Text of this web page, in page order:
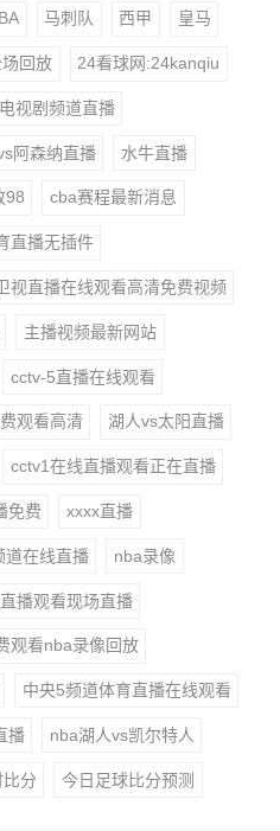
马刺队 西甲 皇马
回放 24看球网:24kanqiu
视剧频道直播
阿森纳直播 水牛直播
98 cba赛程最新消息
直播无插件
视直播在线观看高清免费视频
主播视频最新网站
cctv-5直播在线观看
观看高清 湖人vs太阳直播
cctv1在线直播观看正在直播
免费 xxxx直播
道在线直播 nba录像
播观看现场直播
观看nba录像回放
中央5频道体育直播在线观看
播 nba湖人vs凯尔特人
分 今日足球比分预测